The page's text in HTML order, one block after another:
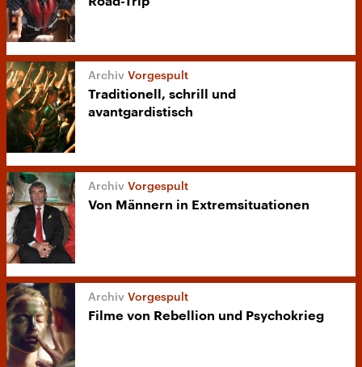
Vorgespult
Traditionell, schrill und
avantgardistisch
Vorgespult
Von Männern in Extremsituationen
Vorgespult
Filme von Rebellion und Psychokrieg